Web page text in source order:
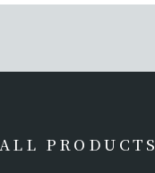
ALL PRODUCTS